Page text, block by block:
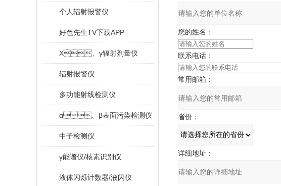
个人辐射报警仪
好色先生TV下载APP
X、γ辐射剂量仪
辐射报警仪
多功能射线检测仪
α、β表面污染检测仪
中子检测仪
γ能谱仪/核素识别仪
液体闪烁计数器/液闪仪
您的姓名：
联系电话：
常用邮箱：
省份：
详细地址：